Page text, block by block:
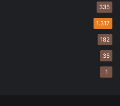
335
1.317
182
35
1